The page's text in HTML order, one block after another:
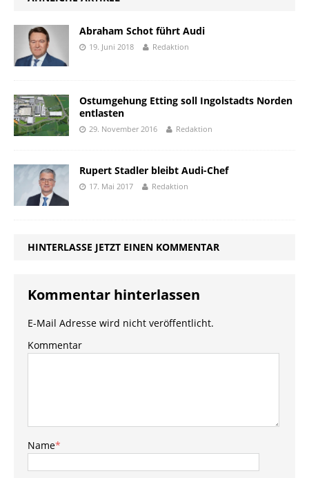
Abraham Schot führt Audi
19. Juni 2018 Redaktion
Ostumgehung Etting soll Ingolstadts Norden
entlasten
29. November 2016 Redaktion
Rupert Stadler bleibt Audi-Chef
17. Mai 2017 Redaktion
HINTERLASSE JETZT EINEN KOMMENTAR
Kommentar hinterlassen
E-Mail Adresse wird nicht veröffentlicht.
Kommentar
Name*